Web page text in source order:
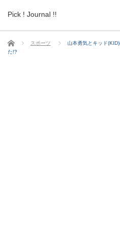
Pick ! Journal !!
ホーム スポーツ
山本勇気とキッド
た!?